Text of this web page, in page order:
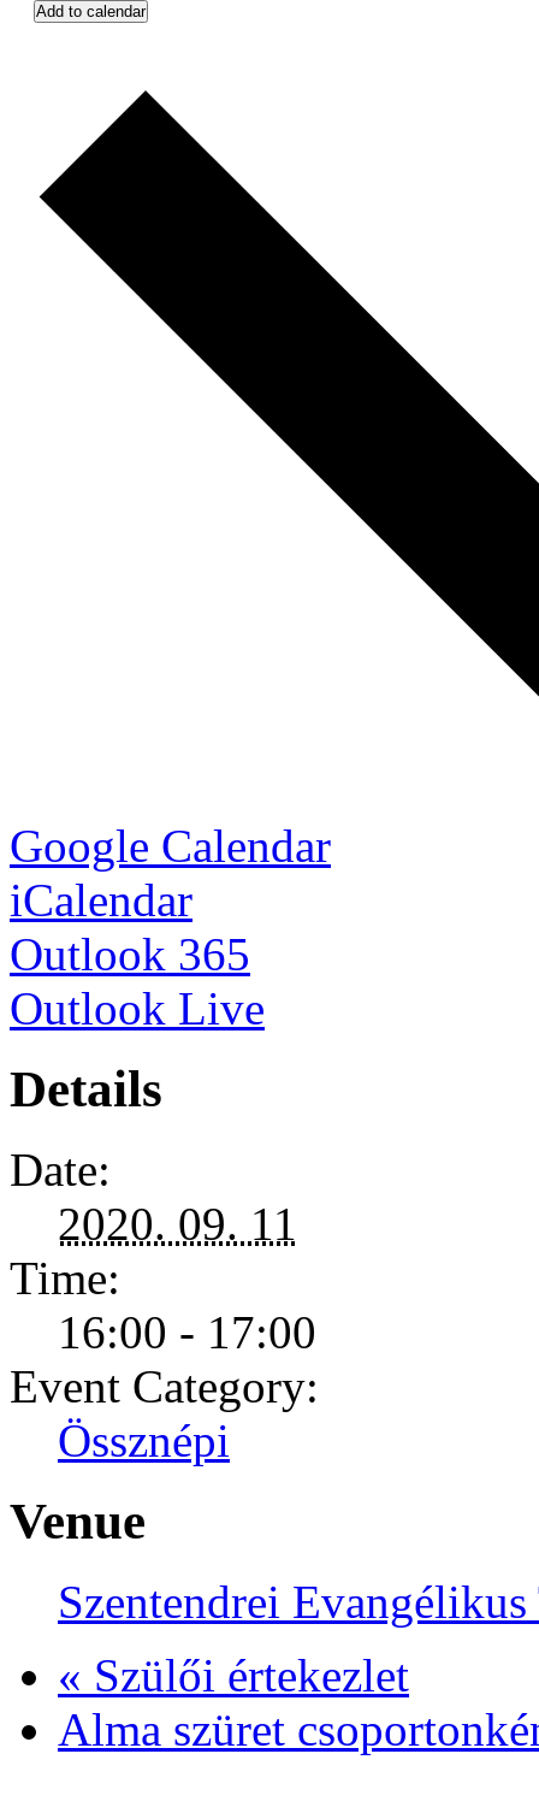
Add to calendar
Google Calendar
iCalendar
Outlook 365
Outlook Live
Details
Date:
2020. 09. 11
Time:
16:00 - 17:00
Event Category:
Össznépi
Venue
Szentendrei
« Szülői értekezlet
Alma szüret